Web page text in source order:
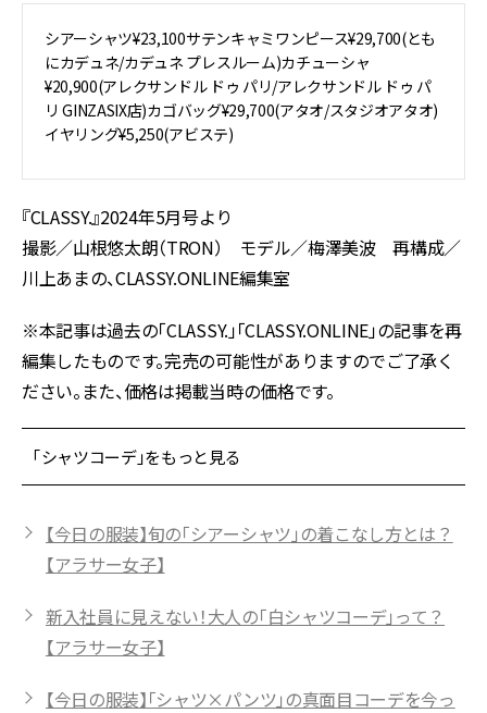
シアーシャツ¥23,100サテンキャミワンピース¥29,700(とも
にカデュネ/カデュネ プレスルーム)カチューシャ
¥20,900(アレクサンドル ドゥ パリ/アレクサンドル ドゥ パ
リ GINZASIX店)カゴバッグ¥29,700(アタオ/スタジオアタオ)
イヤリング¥5,250(アビステ)
『CLASSY.』2024年5月号より
撮影／山根悠太朗（TRON） モデル／梅澤美波 再構成／
川上あまの、CLASSY.ONLINE編集室
※本記事は過去の「CLASSY.」「CLASSY.ONLINE」の記事を再
編集したものです。完売の可能性がありますのでご了承く
ださい。また、価格は掲載当時の価格です。
「シャツコーデ」をもっと見る
【今日の服装】旬の「シアーシャツ」の着こなし方とは？
【アラサー女子】
新入社員に見えない！大人の「白シャツコーデ」って？
【アラサー女子】
【今日の服装】「シャツ×パンツ」の真面目コーデを今っ